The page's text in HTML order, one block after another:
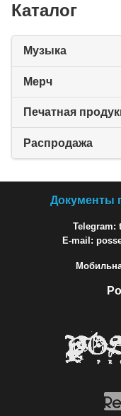
Каталог
Музыка
Мерч
Печатная
Распродажа
Документы
Telegram:
E-mail: